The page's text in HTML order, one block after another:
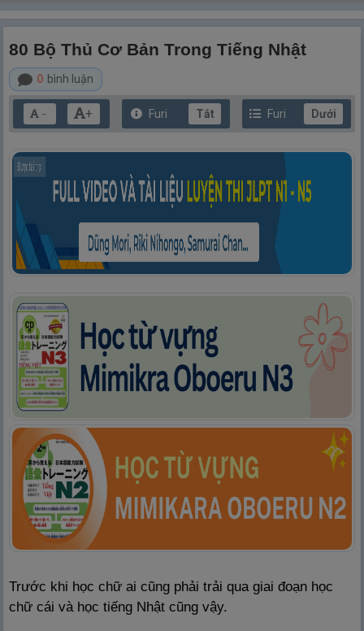
80 Bộ Thủ Cơ Bản Trong Tiếng Nhật
0 bình luận
－ + Furi Tắt Furi Dưới
Trước khi học chữ ai cũng phải trải qua giai đoạn học
chữ cái và học tiếng Nhật cũng vậy.